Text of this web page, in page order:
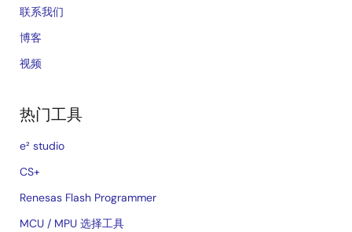
联系我们
博客
视频
热门工具
e² studio
CS+
Renesas Flash Programmer
MCU / MPU 选择工具